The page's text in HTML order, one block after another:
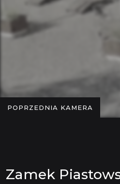
POPRZEDNIA KAMERA
Zamek